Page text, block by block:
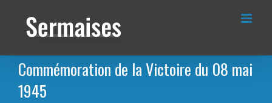
contenu
Commémoration de la Victoire du 08 mai
1945